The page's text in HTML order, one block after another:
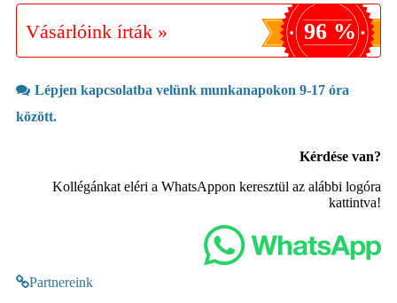
Vásárlóink írták » 96 %
Lépjen kapcsolatba velünk munkanapokon 9-17 óra
között.
Kérdése van?
Kollégánkat eléri a WhatsAppon keresztül az alábbi logóra
kattintva!
Partnereink